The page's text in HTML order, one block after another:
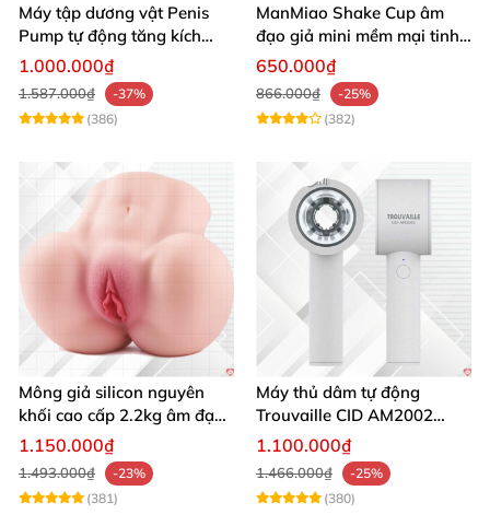
Máy tập dương vật Penis
Pump tự động tăng kích
thước hiệu quả nhanh
1.000.000₫
1.587.000₫
-37%
(386)
ManMiao Shake Cup âm
đạo giả mini mềm mại tinh
tế kích thích cực đỉnh
650.000₫
866.000₫
-25%
(382)
Mông giả silicon nguyên
khối cao cấp 2.2kg âm đạo
và hậu môn khít bót
1.150.000₫
1.493.000₫
-23%
(381)
Máy thủ dâm tự động
Trouvaille CID AM2002
tăng khoái cảm
1.100.000₫
1.466.000₫
-25%
(380)